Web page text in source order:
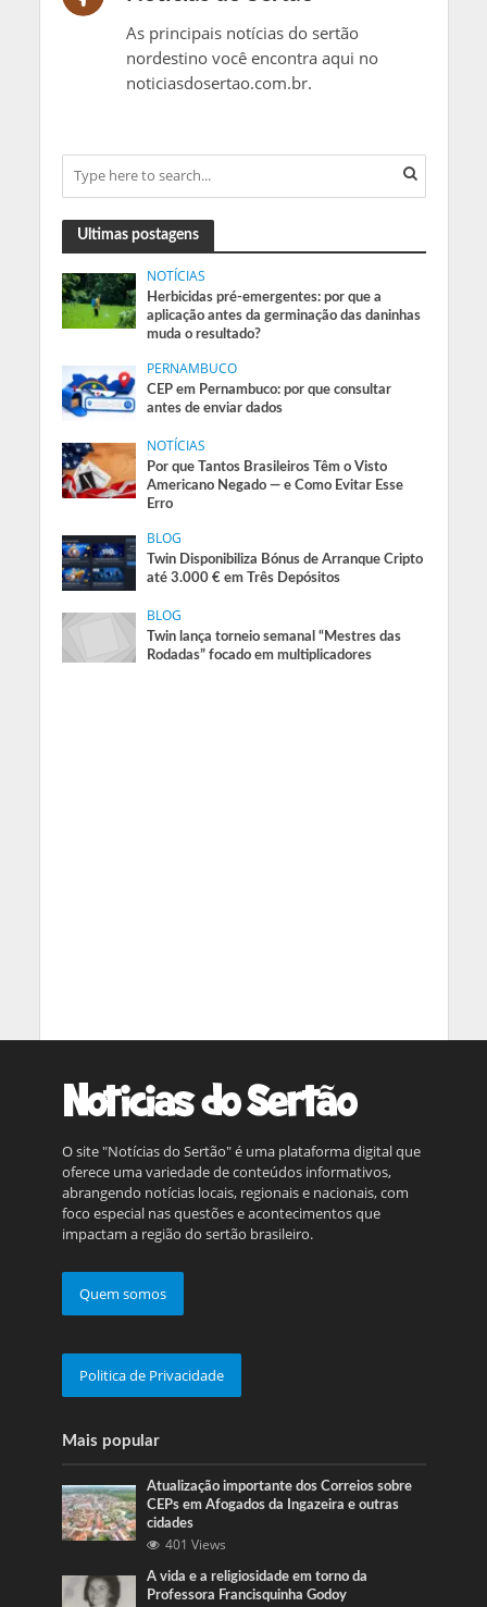
As principais notícias do sertão
nordestino você encontra aqui no
noticiasdosertao.com.br.
Ultimas postagens
NOTÍCIAS
Herbicidas pré-emergentes: por que a
aplicação antes da germinação das daninhas
muda o resultado?
PERNAMBUCO
CEP em Pernambuco: por que consultar
antes de enviar dados
NOTÍCIAS
Por que Tantos Brasileiros Têm o Visto
Americano Negado — e Como Evitar Esse
Erro
BLOG
Twin Disponibiliza Bónus de Arranque Cripto
até 3.000 € em Três Depósitos
BLOG
Twin lança torneio semanal “Mestres das
Rodadas” focado em multiplicadores
O site "Notícias do Sertão" é uma plataforma digital que
oferece uma variedade de conteúdos informativos,
abrangendo notícias locais, regionais e nacionais, com
foco especial nas questões e acontecimentos que
impactam a região do sertão brasileiro.
Quem somos
Politica de Privacidade
Mais popular
Atualização importante dos Correios sobre
CEPs em Afogados da Ingazeira e outras
cidades
401 Views
A vida e a religiosidade em torno da
Professora Francisquinha Godoy